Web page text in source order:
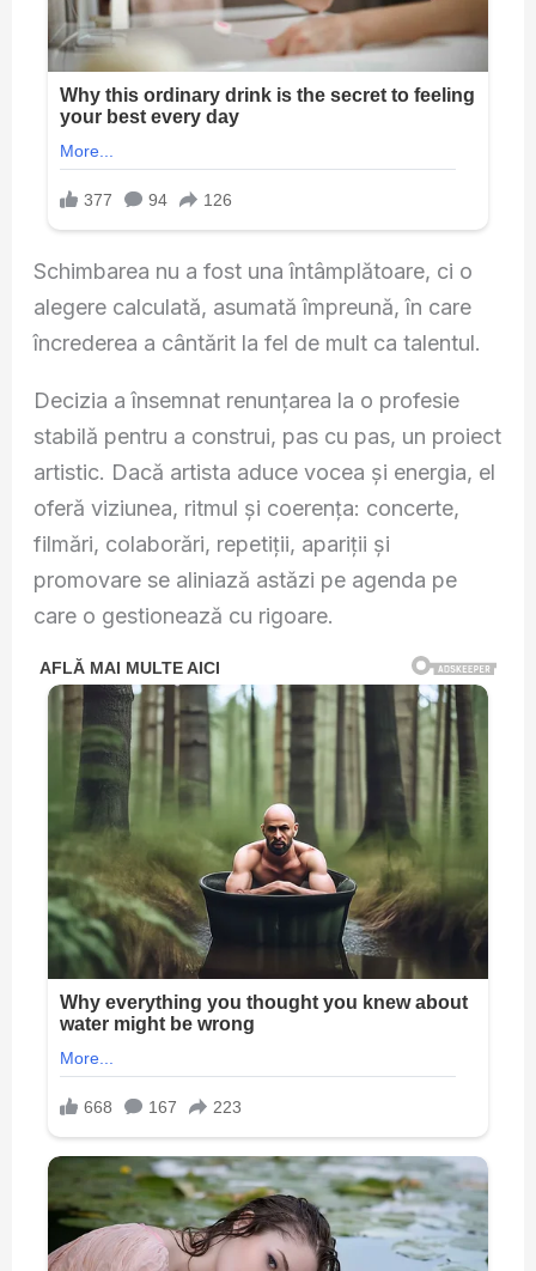
Schimbarea nu a fost una întâmplătoare, ci o
alegere calculată, asumată împreună, în care
încrederea a cântărit la fel de mult ca talentul.
Decizia a însemnat renunțarea la o profesie
stabilă pentru a construi, pas cu pas, un proiect
artistic. Dacă artista aduce vocea și energia, el
oferă viziunea, ritmul și coerența: concerte,
filmări, colaborări, repetiții, apariții și
promovare se aliniază astăzi pe agenda pe
care o gestionează cu rigoare.